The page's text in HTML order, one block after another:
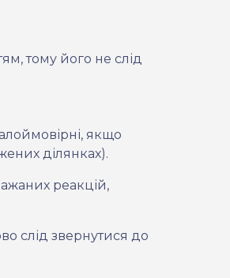
тому його не слід
якщо
ділянках).
реакцій,
слід звернутися до